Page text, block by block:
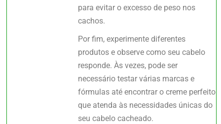
para evitar o excesso de peso nos
cachos.
Por fim, experimente diferentes
produtos e observe como seu cabelo
responde. Às vezes, pode ser
necessário testar várias marcas e
fórmulas até encontrar o creme perfeito
que atenda às necessidades únicas do
seu cabelo cacheado.